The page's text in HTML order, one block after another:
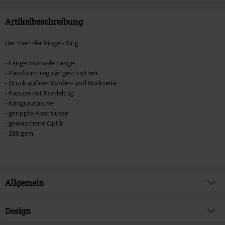
Artikelbeschreibung
Der Herr der Ringe - Ring
- Länge: normale Länge
- Passform: regular geschnitten
- Druck auf der Vorder- und Rückseite
- Kapuze mit Kordelzug
- Kängurutasche
- gerippte Abschlüsse
- gewaschene Optik
- 280 gsm
Allgemein
Artikelnummer:
Design